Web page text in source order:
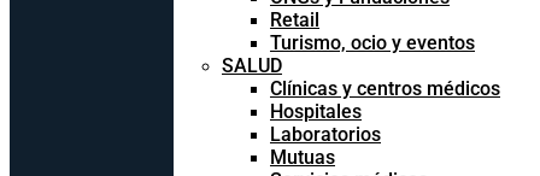
Retail
Turismo, ocio y eventos
SALUD
Clínicas y centros médicos
Hospitales
Laboratorios
Mutuas